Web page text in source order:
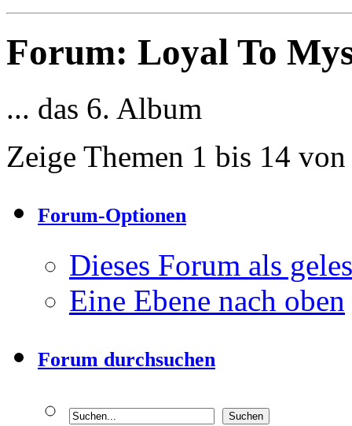
Forum: Loyal To
... das 6. Album
Zeige Themen 1 bis 14
Forum-Optionen
Dieses Forum als
Eine Ebene nach oben
Forum durchsuchen